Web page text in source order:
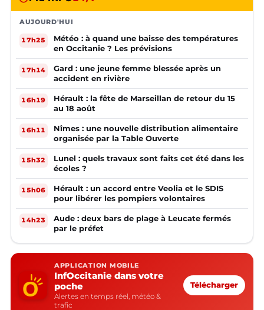
AUJOURD'HUI
17h25
Météo : à quand une baisse des températures
en Occitanie ? Les prévisions
17h14
Gard : une jeune femme blessée après un
accident en rivière
16h19
Hérault : la fête de Marseillan de retour du 15
au 18 août
16h11
Nîmes : une nouvelle distribution alimentaire
organisée par la Table Ouverte
15h32
Lunel : quels travaux sont faits cet été dans les
écoles ?
15h06
Hérault : un accord entre Veolia et le SDIS
pour libérer les pompiers volontaires
14h23
Aude : deux bars de plage à Leucate fermés
par le préfet
APPLICATION MOBILE
InfOccitanie dans votre
poche
Alertes en temps réel, météo &
trafic
Télécharger